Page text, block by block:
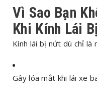
Vì Sao Bạn
Khi Kính Lái
Kính lái bị nứt dù chỉ là
Gây lóa mắt khi lái xe